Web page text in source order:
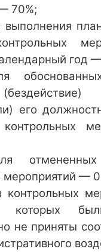
70%;
год
его
контрольных
отмененных
мероприятий —
которых
не приняты